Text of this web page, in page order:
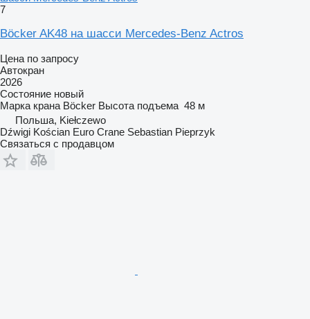
7
Böcker AK48 на шасси Mercedes-Benz Actros
Цена по запросу
Автокран
2026
Состояние новый
Марка крана Böcker Высота подъема 48 м
Польша, Kiełczewo
Dźwigi Kościan Euro Crane Sebastian Pieprzyk
Связаться с продавцом